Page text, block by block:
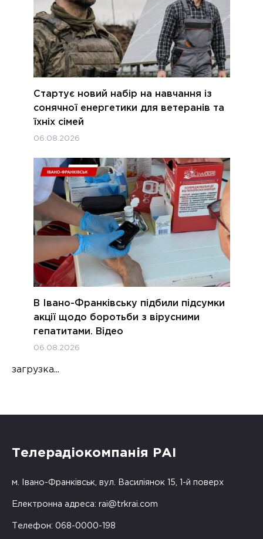
Стартує новий набір на навчання із
сонячної енергетики для ветеранів та
їхніх сімей
06.08.2026
В Івано-Франківську підбили підсумки
акції щодо боротьби з вірусними
гепатитами. Відео
06.08.2026
загрузка...
Телерадіокомпанія РАІ
м. Івано-Франківськ, вул. Василіянок 15, 1-й поверх
Електронна адреса: rai@trkrai.com
Телефон: 068-0000-198